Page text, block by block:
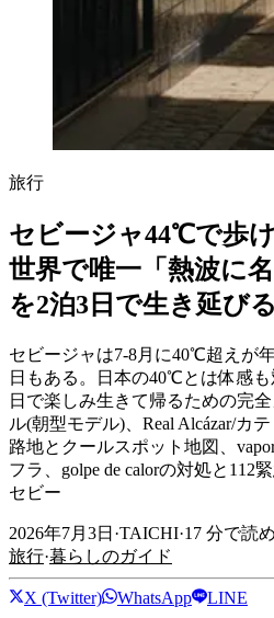
旅行
セビージャ44℃で歩
世界で唯一「熱波に
を2泊3日で生き延び
セビージャは7-8月に40℃超えが
日もある。日本の40℃とは体感
日で楽しみ生きて帰るための完
ル(朝型モデル)、Real Alcázar/カ
路地とクールスポット地図、
フラ、golpe de calorの対処と112
セビー
2026年7月3日 ·TAICHI·17 分で読
旅行·暮らしのガイド
X (Twitter) WhatsApp LINE